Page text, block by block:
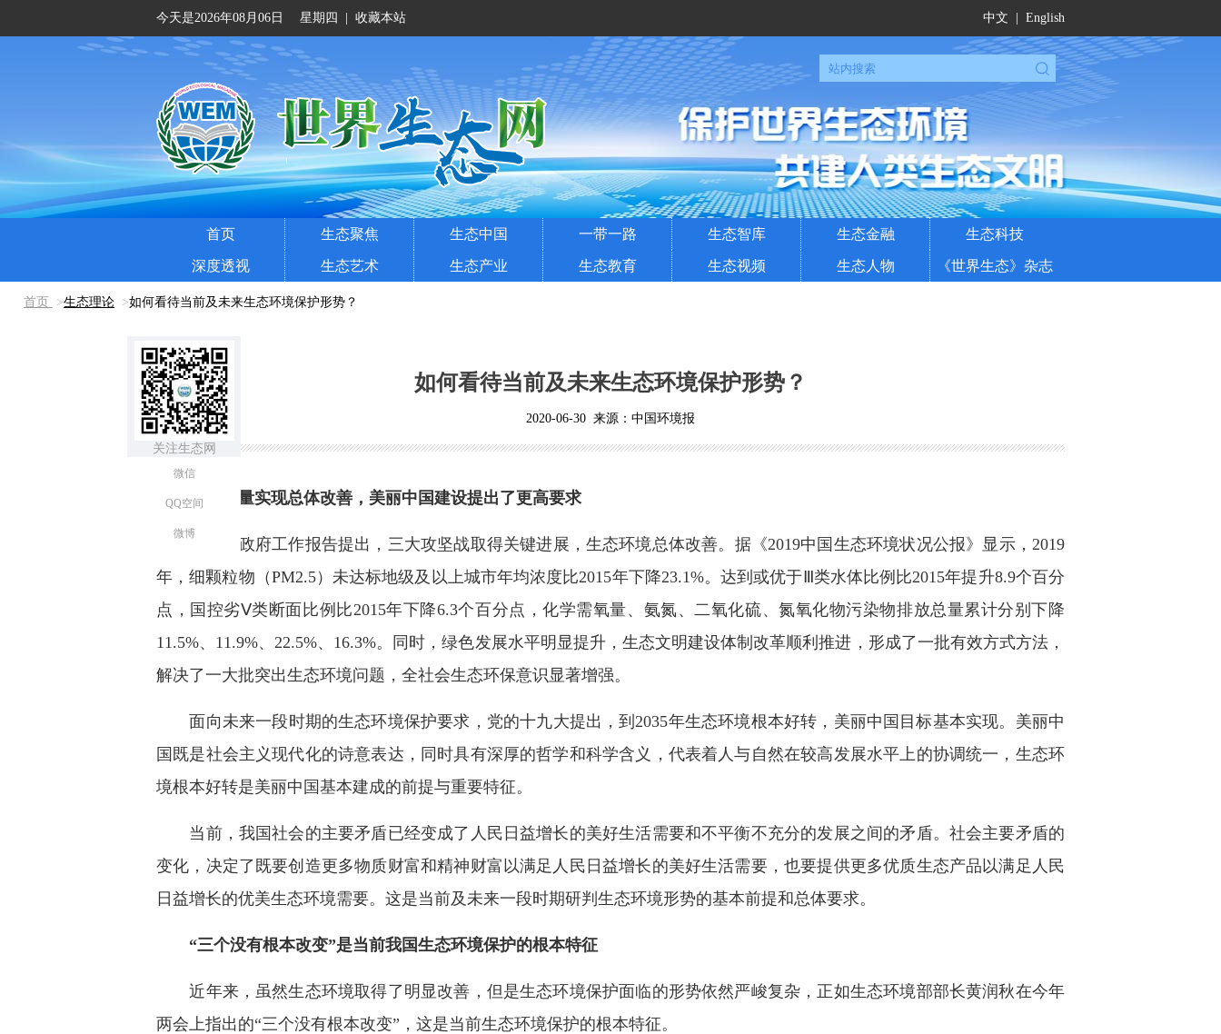
今天是2026年08月06日 星期四 收藏本站 中文 English
首页 生态聚焦 生态中国 一带一路 生态智库 生态金融 生态科技
深度透视 生态艺术 生态产业 生态教育 生态视频 生态人物 《世界生态》杂志
首页 >生态理论 >如何看待当前及未来生态环境保护形势？
如何看待当前及未来生态环境保护形势？
2020-06-30 来源：中国环境报
生态环境质量实现总体改善，美丽中国建设提出了更高要求
2020年政府工作报告提出，三大攻坚战取得关键进展，生态环境总体改善。据《2019中国生态环境状况公报》显示，2019
年，细颗粒物（PM2.5）未达标地级及以上城市年均浓度比2015年下降23.1%。达到或优于Ⅲ类水体比例比2015年提升8.9个百分
点，国控劣Ⅴ类断面比例比2015年下降6.3个百分点，化学需氧量、氨氮、二氧化硫、氮氧化物污染物排放总量累计分别下降
11.5%、11.9%、22.5%、16.3%。同时，绿色发展水平明显提升，生态文明建设体制改革顺利推进，形成了一批有效方式方法，
解决了一大批突出生态环境问题，全社会生态环保意识显著增强。
面向未来一段时期的生态环境保护要求，党的十九大提出，到2035年生态环境根本好转，美丽中国目标基本实现。美丽中
国既是社会主义现代化的诗意表达，同时具有深厚的哲学和科学含义，代表着人与自然在较高发展水平上的协调统一，生态环
境根本好转是美丽中国基本建成的前提与重要特征。
当前，我国社会的主要矛盾已经变成了人民日益增长的美好生活需要和不平衡不充分的发展之间的矛盾。社会主要矛盾的
变化，决定了既要创造更多物质财富和精神财富以满足人民日益增长的美好生活需要，也要提供更多优质生态产品以满足人民
日益增长的优美生态环境需要。这是当前及未来一段时期研判生态环境形势的基本前提和总体要求。
“三个没有根本改变”是当前我国生态环境保护的根本特征
近年来，虽然生态环境取得了明显改善，但是生态环境保护面临的形势依然严峻复杂，正如生态环境部部长黄润秋在今年
两会上指出的“三个没有根本改变”，这是当前生态环境保护的根本特征。
关注生态网
微信
QQ空间
微博